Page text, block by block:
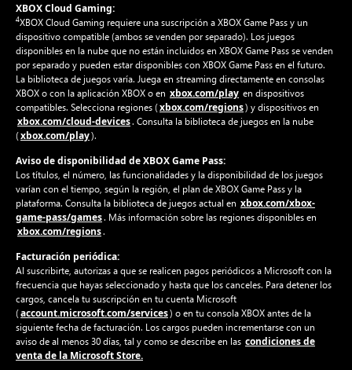
XBOX Cloud Gaming:
4XBOX Cloud Gaming requiere una suscripción a XBOX Game Pass y un
dispositivo compatible (ambos se venden por separado). Los juegos
disponibles en la nube que no están incluidos en XBOX Game Pass se venden
por separado y pueden estar disponibles con XBOX Game Pass en el futuro.
La biblioteca de juegos varía. Juega en streaming directamente en consolas
XBOX o con la aplicación XBOX o en xbox.com/play en dispositivos
compatibles. Selecciona regiones (xbox.com/regions) y dispositivos en
xbox.com/cloud-devices. Consulta la biblioteca de juegos en la nube
(xbox.com/play).
Aviso de disponibilidad de XBOX Game Pass:
Los títulos, el número, las funcionalidades y la disponibilidad de los juegos
varían con el tiempo, según la región, el plan de XBOX Game Pass y la
plataforma. Consulta la biblioteca de juegos actual en xbox.com/xbox-
game-pass/games. Más información sobre las regiones disponibles en
xbox.com/regions.
Facturación periódica:
Al suscribirte, autorizas a que se realicen pagos periódicos a Microsoft con la
frecuencia que hayas seleccionado y hasta que los canceles. Para detener los
cargos, cancela tu suscripción en tu cuenta Microsoft
(account.microsoft.com/services) o en tu consola XBOX antes de la
siguiente fecha de facturación. Los cargos pueden incrementarse con un
aviso de al menos 30 días, tal y como se describe en las condiciones de
venta de la Microsoft Store.